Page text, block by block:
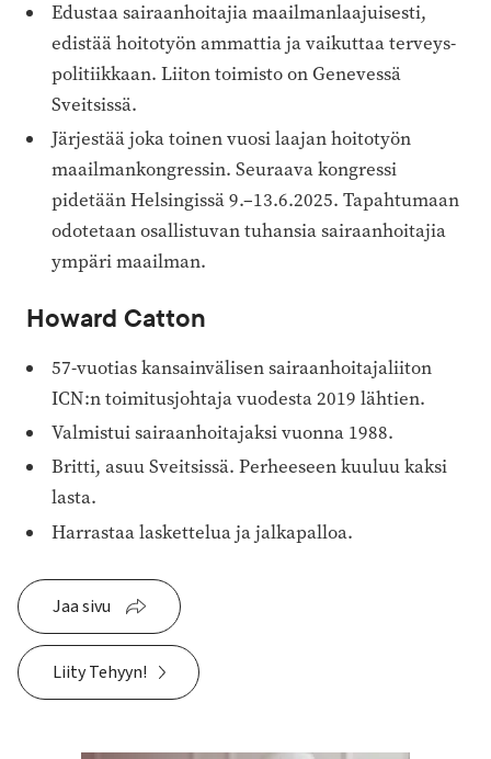
Edustaa sairaanhoitajia maailman­laajuisesti,
edistää hoitotyön ammattia ja vaikuttaa terveys­
politiikkaan. Liiton toimisto on Genevessä
Sveitsissä.
Järjestää joka toinen vuosi laajan hoitotyön
maailmankongressin. Seuraava kongressi
pidetään Helsingissä 9.–13.6.2025. Tapahtumaan
odotetaan osallistuvan tuhansia sairaanhoitajia
ympäri maailman.
Howard Catton
57-vuotias kansainvälisen sairaanhoitajaliiton
ICN:n toimitusjohtaja vuodesta 2019 lähtien.
Valmistui sairaanhoitajaksi vuonna 1988.
Britti, asuu Sveitsissä. Perheeseen kuuluu kaksi
lasta.
Harrastaa laskettelua ja jalkapalloa.
Jaa sivu
Liity Tehyyn!